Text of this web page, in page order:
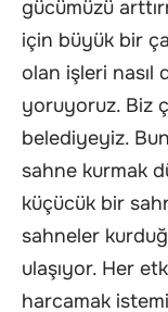
gücümüzü
için büyük bir
olan işleri nasıl
yoruyoruz. Biz
belediyeyiz.
sahne kurmak
küçücük bir
sahneler
ulaşıyor. Her
harcamak